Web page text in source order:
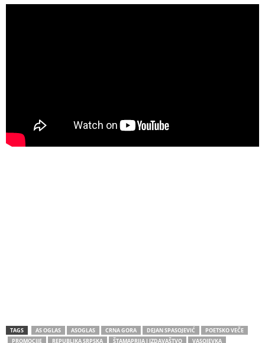
TAGS AS OGLAS ASOGLAS CRNA GORA DEJAN SPASOJEVIĆ
POETSKO VEČE
PROMOCIJE
REPUBLIKA SRPSKA ŠTAMAPRIJA I IZDAVAŠTVO VASOJEVKA